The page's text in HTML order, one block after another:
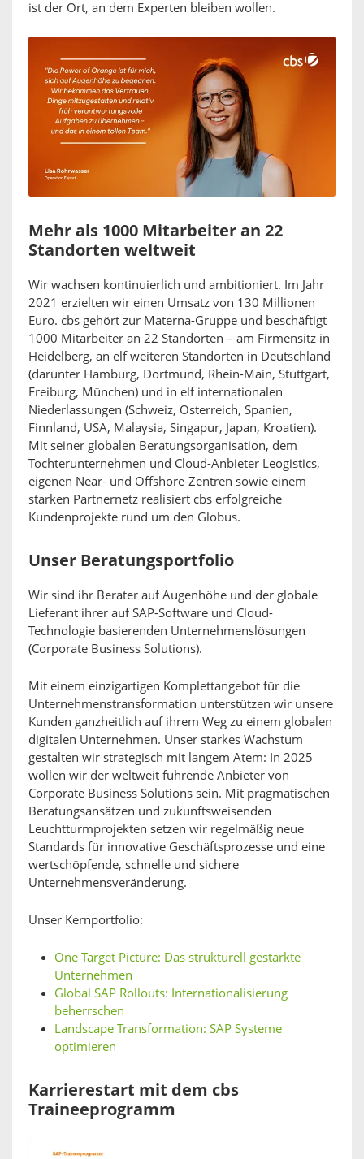
ist der Ort, an dem Experten bleiben wollen.
Mehr als 1000 Mitarbeiter an 22
Standorten weltweit
Wir wachsen kontinuierlich und ambitioniert. Im Jahr
2021 erzielten wir einen Umsatz von 130 Millionen
Euro. cbs gehört zur Materna-Gruppe und beschäftigt
1000 Mitarbeiter an 22 Standorten – am Firmensitz in
Heidelberg, an elf weiteren Standorten in Deutschland
(darunter Hamburg, Dortmund, Rhein-Main, Stuttgart,
Freiburg, München) und in elf internationalen
Niederlassungen (Schweiz, Österreich, Spanien,
Finnland, USA, Malaysia, Singapur, Japan, Kroatien).
Mit seiner globalen Beratungsorganisation, dem
Tochterunternehmen und Cloud-Anbieter Leogistics,
eigenen Near- und Offshore-Zentren sowie einem
starken Partnernetz realisiert cbs erfolgreiche
Kundenprojekte rund um den Globus.
Unser Beratungsportfolio
Wir sind ihr Berater auf Augenhöhe und der globale
Lieferant ihrer auf SAP-Software und Cloud-
Technologie basierenden Unternehmenslösungen
(Corporate Business Solutions).
Mit einem einzigartigen Komplettangebot für die
Unternehmenstransformation unterstützen wir unsere
Kunden ganzheitlich auf ihrem Weg zu einem globalen
digitalen Unternehmen. Unser starkes Wachstum
gestalten wir strategisch mit langem Atem: In 2025
wollen wir der weltweit führende Anbieter von
Corporate Business Solutions sein. Mit pragmatischen
Beratungsansätzen und zukunftsweisenden
Leuchtturmprojekten setzen wir regelmäßig neue
Standards für innovative Geschäftsprozesse und eine
wertschöpfende, schnelle und sichere
Unternehmensveränderung.
Unser Kernportfolio:
One Target Picture: Das strukturell gestärkte
Unternehmen
Global SAP Rollouts: Internationalisierung
beherrschen
Landscape Transformation: SAP Systeme
optimieren
Karrierestart mit dem cbs
Traineeprogramm